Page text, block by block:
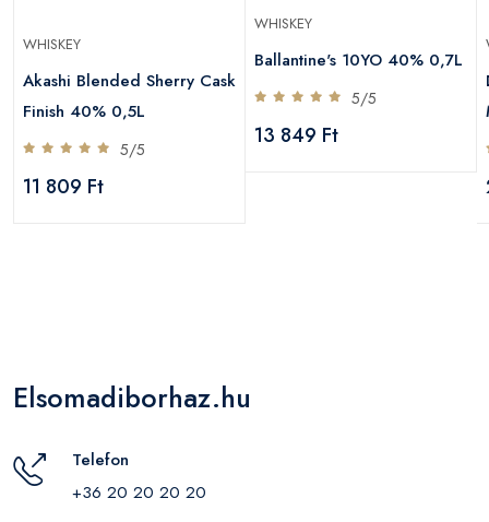
WHISKEY
Akashi Blended Sherry Cask
Finish 40% 0,5L
5/5
11 809 Ft
WHISKEY
Ballantine's 10YO 40% 0,7L
5/5
13 849 Ft
Elsomadiborhaz.hu
Telefon
+36 20 20 20 20